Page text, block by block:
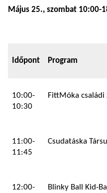
Május 25., szombat 10:00-
Időpont Program
10:00-
10:30
FittMóka családi
11:00-
11:45
Csudatáska
12:00-
Blinky Ball Kid-